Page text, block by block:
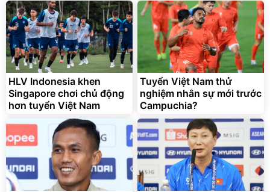
Lót ghế ôtô, nâng lưng
chống nóng giúp thoải mái
trong di chuyển
295.000đ
Đã bán nhiều
HLV Indonesia khen
Singapore chơi chủ động
hơn tuyển Việt Nam
Tuyển Việt Nam thử
nghiệm nhân sự mới trước
Campuchia?